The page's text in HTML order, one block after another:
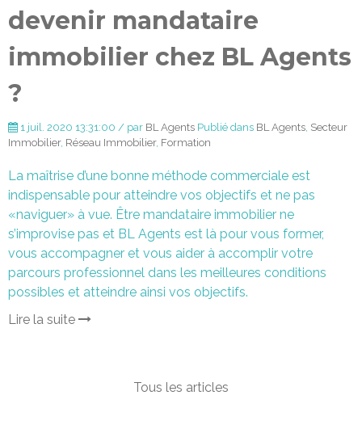
devenir mandataire
immobilier chez BL Agents
?
1 juil. 2020 13:31:00 / par BL Agents Publié dans BL Agents Secteur
Immobilier, Réseau Immobilier, Formation
La maîtrise d’une bonne méthode commerciale est
indispensable pour atteindre vos objectifs et ne pas
«naviguer» à vue. Être mandataire immobilier ne
s’improvise pas et BL Agents est là pour vous former,
vous accompagner et vous aider à accomplir votre
parcours professionnel dans les meilleures conditions
possibles et atteindre ainsi vos objectifs.
Lire la suite
Tous les articles